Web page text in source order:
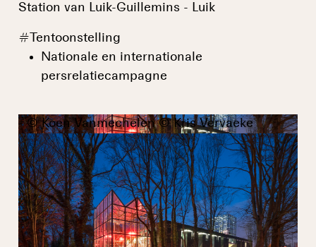
Station van Luik-Guillemins - Luik
# Tentoonstelling
Nationale en internationale
persrelatiecampagne
- © Koen Vanmechelen © Kris Vervaeke